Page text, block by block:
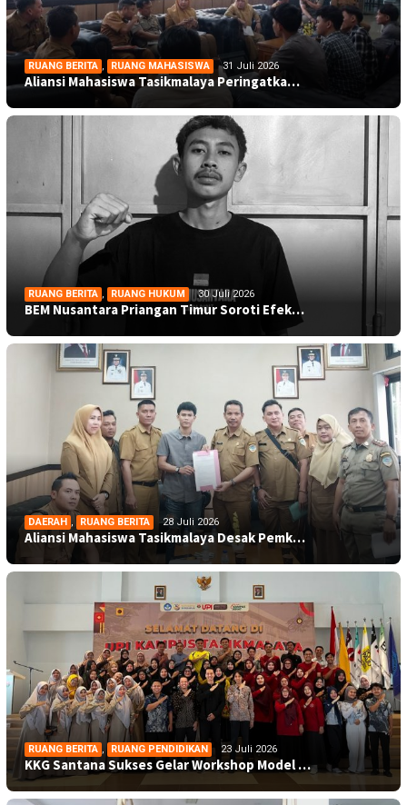
RUANG BERITA , RUANG MAHASISWA 31 Juli 2026
Aliansi Mahasiswa Tasikmalaya Peringatka…
RUANG BERITA , RUANG HUKUM 30 Juli 2026
BEM Nusantara Priangan Timur Soroti Efek…
DAERAH , RUANG BERITA 28 Juli 2026
Aliansi Mahasiswa Tasikmalaya Desak Pemk…
RUANG BERITA , RUANG PENDIDIKAN 23 Juli 2026
KKG Santana Sukses Gelar Workshop Model …